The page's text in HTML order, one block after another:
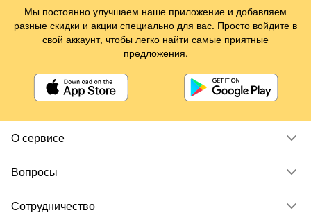
О сервисе
Вопросы
Сотрудничество
Мы постоянно улучшаем наше приложение и добавляем
разные скидки и акции специально для вас. Просто войдите в
свой аккаунт, чтобы легко найти самые приятные
предложения.